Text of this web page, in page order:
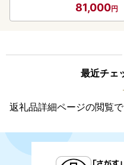
81,000
最近チェ
返礼品詳細ページの閲覧